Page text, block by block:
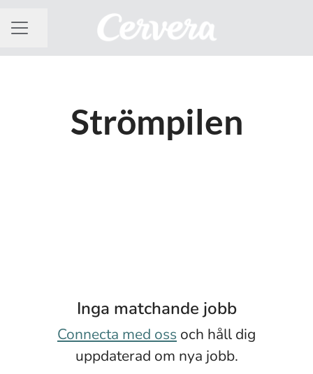
KARRIÄRMENY
Dela sidan
Strömpilen
Inga matchande jobb
Connecta med oss och håll dig
uppdaterad om nya jobb.